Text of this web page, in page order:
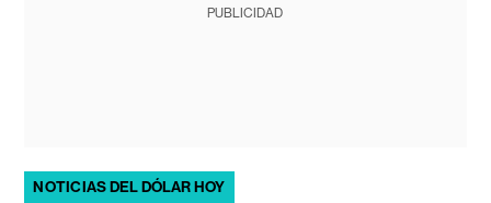
PUBLICIDAD
NOTICIAS DEL DÓLAR HOY